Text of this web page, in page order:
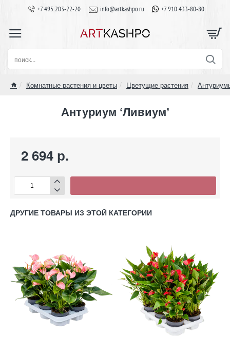
+7 495 203-22-20 info@artkashpo.ru +7 910 433-80-80
поиск...
Комнатные растения и цветы Цветущие растения
Антуриум ‘Ливиум’
2 694 р.
ДРУГИЕ ТОВАРЫ ИЗ ЭТОЙ КАТЕГОРИИ